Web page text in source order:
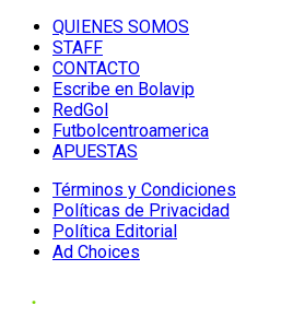
QUIENES SOMOS
STAFF
CONTACTO
Escribe en Bolavip
RedGol
Futbolcentroamerica
APUESTAS
Términos y Condiciones
Políticas de Privacidad
Política Editorial
Ad Choices